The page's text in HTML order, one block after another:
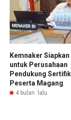
Kemnaker
untuk Perusahaan
Pendukung
Peserta Magang
4 bulan lalu